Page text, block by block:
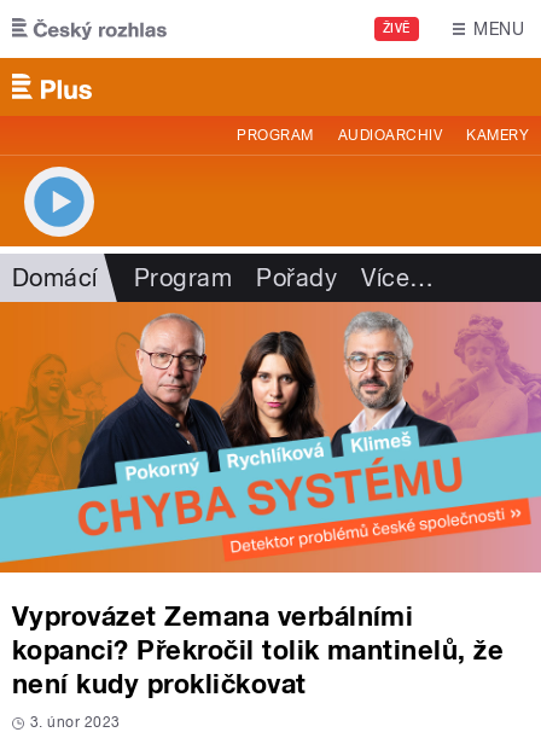
Přejít k hlavnímu obsahu
ŽIVĚ MENU
PROGRAM AUDIOARCHIV KAMERY
Domácí Program Pořady Více…
Vyprovázet Zemana verbálními
kopanci? Překročil tolik mantinelů, že
není kudy prokličkovat
3. únor 2023